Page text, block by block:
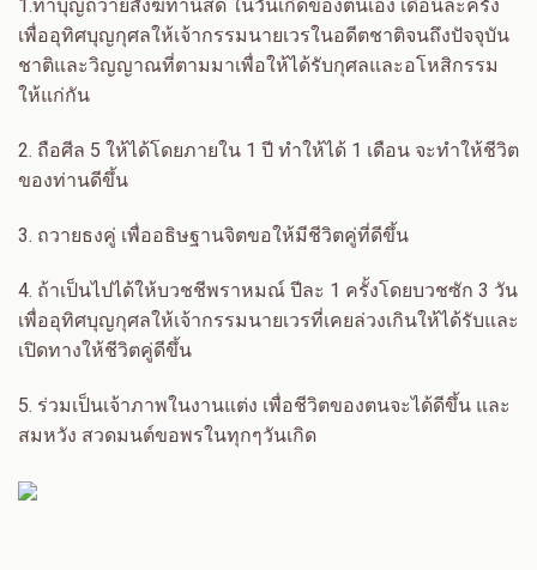
1.ทำบุญถวายสังฆทานสด ในวันเกิดของตนเอง เดือนละครั้ง
เพื่ออุทิศบุญกุศลให้เจ้ากรรมนายเวรในอดีตชาติจนถึงปัจจุบัน
ชาติและวิญญาณที่ตามมาเพื่อให้ได้รับกุศลและอโหสิกรรม
ให้แก่กัน
2. ถือศีล 5 ให้ได้โดยภายใน 1 ปี ทำให้ได้ 1 เดือน จะทำให้ชีวิต
ของท่านดีขึ้น
3. ถวายธงคู่ เพื่ออธิษฐานจิตขอให้มีชีวิตคู่ที่ดีขึ้น
4. ถ้าเป็นไปได้ให้บวชชีพราหมณ์ ปีละ 1 ครั้งโดยบวชซัก 3 วัน
เพื่ออุทิศบุญกุศลให้เจ้ากรรมนายเวรที่เคยล่วงเกินให้ได้รับและ
เปิดทางให้ชีวิตคู่ดีขึ้น
5. ร่วมเป็นเจ้าภาพในงานแต่ง เพื่อชีวิตของตนจะได้ดีขึ้น และ
สมหวัง สวดมนต์ขอพรในทุกๆวันเกิด